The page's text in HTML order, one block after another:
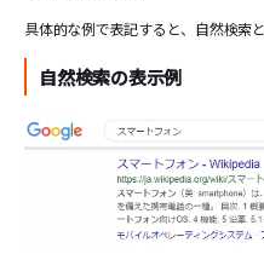
具体的な例で表記すると、自然検索
自然検索の表示例